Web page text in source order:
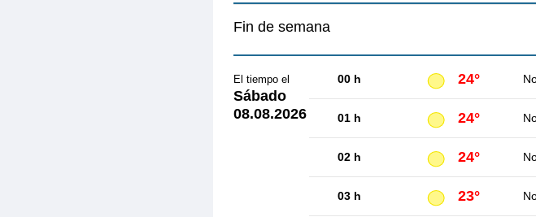
Fin de semana
El tiempo el
Sábado
08.08.2026
00 h 24°
01 h 24°
02 h 24°
03 h 23°